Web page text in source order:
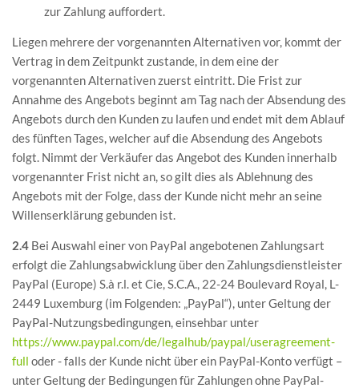
zur Zahlung auffordert.
Liegen mehrere der vorgenannten Alternativen vor, kommt der
Vertrag in dem Zeitpunkt zustande, in dem eine der
vorgenannten Alternativen zuerst eintritt. Die Frist zur
Annahme des Angebots beginnt am Tag nach der Absendung des
Angebots durch den Kunden zu laufen und endet mit dem Ablauf
des fünften Tages, welcher auf die Absendung des Angebots
folgt. Nimmt der Verkäufer das Angebot des Kunden innerhalb
vorgenannter Frist nicht an, so gilt dies als Ablehnung des
Angebots mit der Folge, dass der Kunde nicht mehr an seine
Willenserklärung gebunden ist.
2.4 Bei Auswahl einer von PayPal angebotenen Zahlungsart
erfolgt die Zahlungsabwicklung über den Zahlungsdienstleister
PayPal (Europe) S.à r.l. et Cie, S.C.A., 22-24 Boulevard Royal, L-
2449 Luxemburg (im Folgenden: „PayPal“), unter Geltung der
PayPal-Nutzungsbedingungen, einsehbar unter
https://www.paypal.com/de/legalhub/paypal/useragreement-
full oder - falls der Kunde nicht über ein PayPal-Konto verfügt –
unter Geltung der Bedingungen für Zahlungen ohne PayPal-